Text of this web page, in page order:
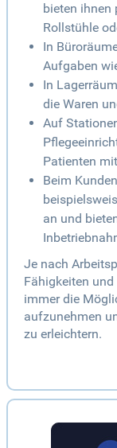
bieten ihnen
Rollstühle
In
Aufgaben
In
die Waren
Auf
Patienten
Beim
an und
Je nach
Fähigkeiten
immer die
aufzunehmen
zu erleichtern.